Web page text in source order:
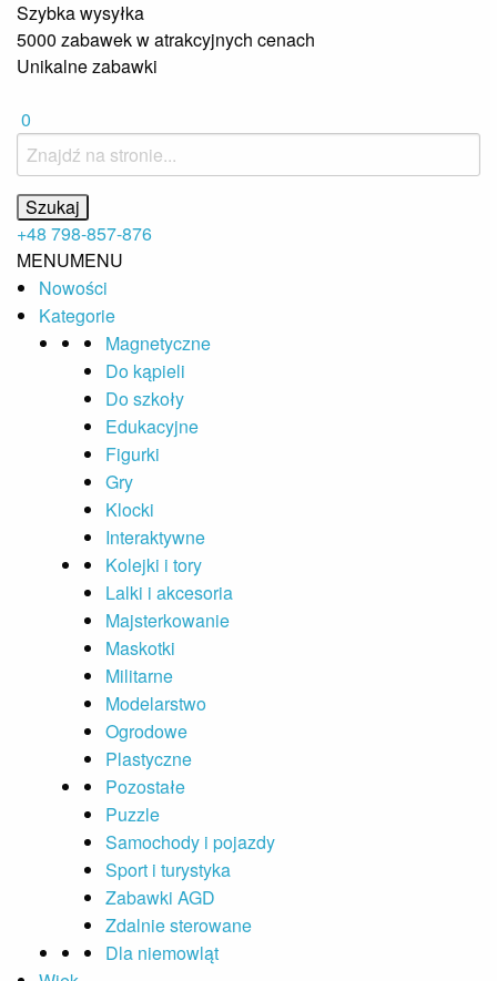
Szybka wysyłka
5000 zabawek w atrakcyjnych cenach
Unikalne zabawki
0
+48 798-857-876
MENUMENU
Nowości
Kategorie
Magnetyczne
Do kąpieli
Do szkoły
Edukacyjne
Figurki
Gry
Klocki
Interaktywne
Kolejki i tory
Lalki i akcesoria
Majsterkowanie
Maskotki
Militarne
Modelarstwo
Ogrodowe
Plastyczne
Pozostałe
Puzzle
Samochody i pojazdy
Sport i turystyka
Zabawki AGD
Zdalnie sterowane
Dla niemowląt